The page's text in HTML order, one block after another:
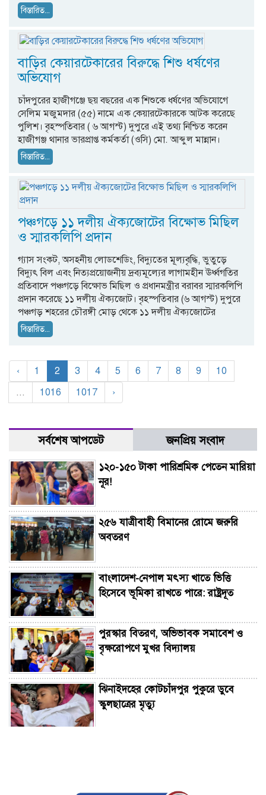
বিস্তারিত...
বাড়ির কেয়ারটেকারের বিরুদ্ধে শিশু ধর্ষণের
অভিযোগ
চাঁদপুরের হাজীগঞ্জে ছয় বছরের এক শিশুকে ধর্ষণের অভিযোগে
সেলিম মজুমদার (৫৫) নামে এক কেয়ারটেকারকে আটক করেছে
পুলিশ। বৃহস্পতিবার ( ৬ আগস্ট) দুপুরে এই তথ্য নিশ্চিত করেন
হাজীগঞ্জ থানার ভারপ্রাপ্ত কর্মকর্তা (ওসি) মো. আব্দুল মান্নান।
বিস্তারিত...
পঞ্চগড়ে ১১ দলীয় ঐক্যজোটের বিক্ষোভ মিছিল
ও স্মারকলিপি প্রদান
গ্যাস সংকট, অসহনীয় লোডশেডিং, বিদ্যুতের মূল্যবৃদ্ধি, ভুতুড়ে
বিদ্যুৎ বিল এবং নিত্যপ্রয়োজনীয় দ্রব্যমূল্যের লাগামহীন ঊর্ধ্বগতির
প্রতিবাদে পঞ্চগড়ে বিক্ষোভ মিছিল ও প্রধানমন্ত্রীর বরাবর স্মারকলিপি
প্রদান করেছে ১১ দলীয় ঐক্যজোট। বৃহস্পতিবার (৬ আগস্ট) দুপুরে
পঞ্চগড় শহরের চৌরঙ্গী মোড় থেকে ১১ দলীয় ঐক্যজোটের
বিস্তারিত...
‹ 1 2 3 4 5 6 7 8 9
10
...
1016 1017 ›
সর্বশেষ আপডেট জনপ্রিয় সংবাদ
১২০-১৫০ টাকা পারিশ্রমিক পেতেন মারিয়া
নূর!
২৫৬ যাত্রীবাহী বিমানের রোমে জরুরি
অবতরণ
বাংলাদেশ-নেপাল মৎস্য খাতে ভিত্তি
হিসেবে ভূমিকা রাখতে পারে: রাষ্ট্রদূত
পুরস্কার বিতরণ, অভিভাবক সমাবেশ ও
বৃক্ষরোপণে মুখর বিদ্যালয়
ঝিনাইদহের কোটচাঁদপুর পুকুরে ডুবে
স্কুলছাত্রের মৃত্যু